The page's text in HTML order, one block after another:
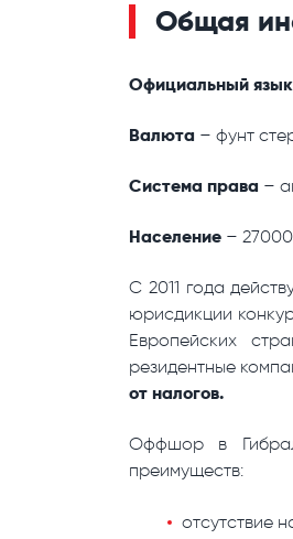
Общая
Официальный язык
Валюта – фунт
Система права –
Население – 27000
С 2011 года
юрисдикции
Европейских
резидентные
от налогов.
Оффшор в
преимуществ:
отсутствие